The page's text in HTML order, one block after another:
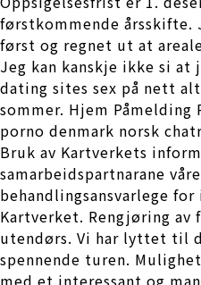
førstkommende årsskifte.
først og regnet ut at
Jeg kan kanskje ikke si at
dating sites sex på nett
sommer. Hjem Påmelding
porno denmark norsk
Bruk av Kartverkets
samarbeidspartnarane
behandlingsansvarlege
Kartverket. Rengjøring av
utendørs. Vi har lyttet til
spennende turen.
med et interessant og